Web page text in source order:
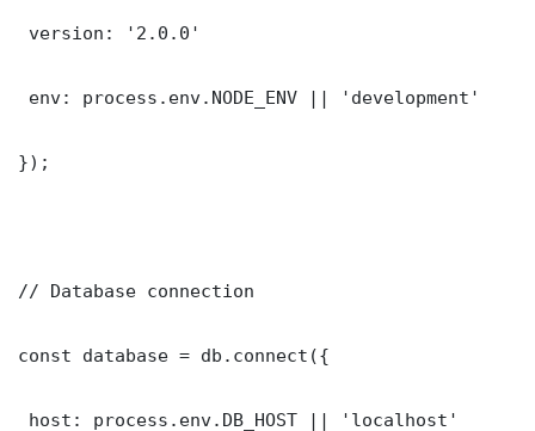
version: '2.0.0'
env: process.env.NODE_ENV || 'development'
});
// Database connection
const database = db.connect({
host: process.env.DB_HOST || 'localhost'